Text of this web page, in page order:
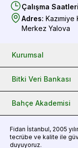
Çalışma Saatleri
Adres: Kazımiye
Merkez Yalova
Kurumsal
Bitki Veri Bankası
Bahçe Akademisi
Fidan İstanbul, 2005
tecrübe ve kalite ile
duyuyoruz.